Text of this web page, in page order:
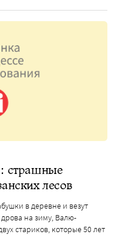
страшные
лесов
в деревне и везут
на зиму, Валю-
стариков, которые 50 лет